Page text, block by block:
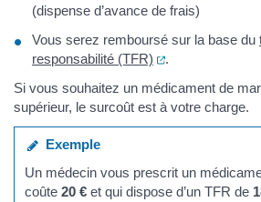
(dispense d’avance de frais)
Vous serez remboursé sur la base du
responsabilité (TFR)
(ouverture dans
.
Si vous souhaitez un médicament de
supérieur, le surcoût est à votre charge.
Exemple
Un médecin vous prescrit un
coûte20 € et qui dispose d’un TFR de